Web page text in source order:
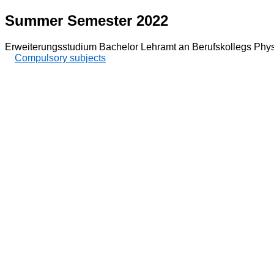
Summer Semester 2022
Erweiterungsstudium Bachelor Lehramt an Berufskollegs
Compulsory subjects